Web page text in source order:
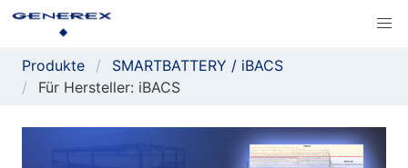
Produkte
SMARTBATTERY / iBACS
Für Hersteller: iBACS